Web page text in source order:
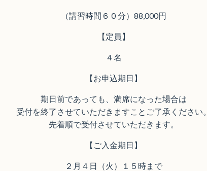
（講習時間６０分）88,000円
【定員】
４名
【お申込期日】
期日前であっても、満席になった場合は
受付を終了させていただきますことご了承ください。
先着順で受付させていただきます。
【ご入金期日】
２月４日（火）１５時まで